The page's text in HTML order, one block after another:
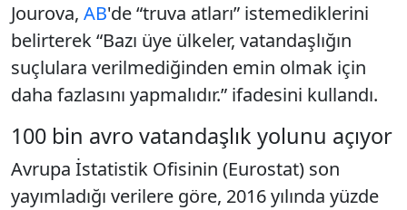
Jourova, AB'de “truva atları” istemediklerini
belirterek “Bazı üye ülkeler, vatandaşlığın
suçlulara verilmediğinden emin olmak için
daha fazlasını yapmalıdır.” ifadesini kullandı.
100 bin avro vatandaşlık yolunu açıyor
Avrupa İstatistik Ofisinin (Eurostat) son
yayımladığı verilere göre, 2016 yılında yüzde